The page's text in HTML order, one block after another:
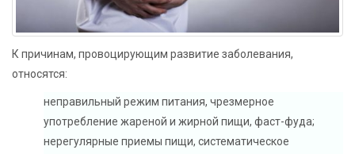
К причинам, провоцирующим развитие заболевания,
относятся:
неправильный режим питания, чрезмерное
употребление жареной и жирной пищи, фаст-фуда;
нерегулярные приемы пищи, систематическое